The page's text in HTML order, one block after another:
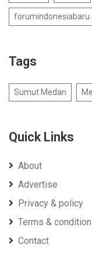
Tags
Sumut Medan
Quick Links
About
Advertise
Privacy & policy
Terms &
Contact